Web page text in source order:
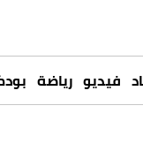
فيديو رياضة